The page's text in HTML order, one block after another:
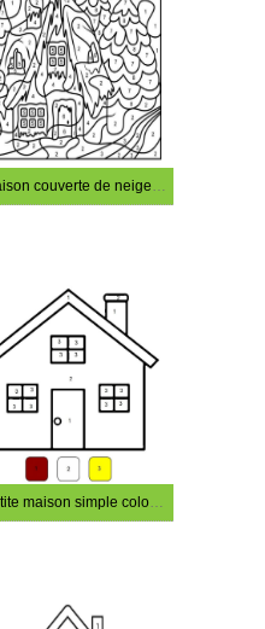
Maison couverte de neige coloriage magique
Petite maison simple coloriage magique